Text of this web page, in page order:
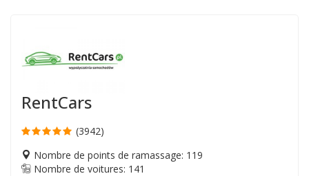
RentCars
(3942)
Nombre de points de ramassage: 119
Nombre de voitures: 141